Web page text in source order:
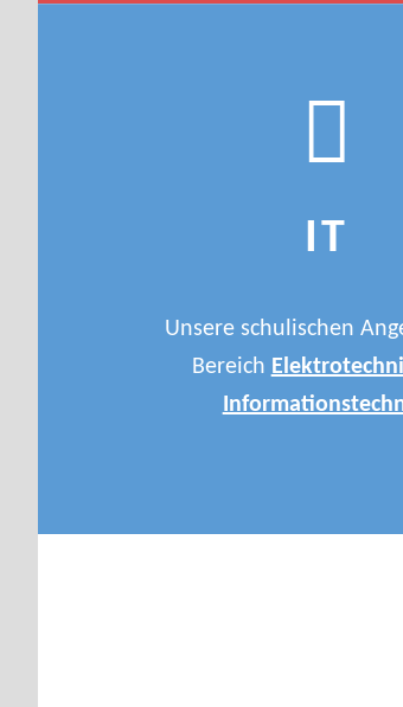
IT
Unsere schulischen
Bereich